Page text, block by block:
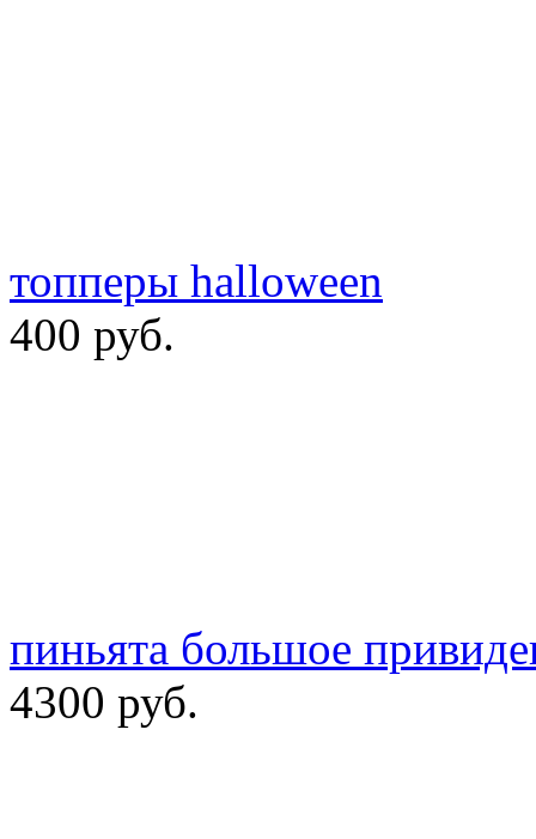
топперы halloween
400 руб.
пиньята большое
4300 руб.